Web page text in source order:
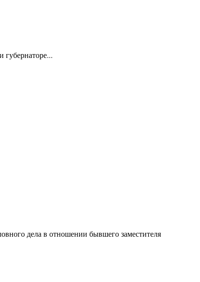
губернаторе...
дела в отношении бывшего заместителя